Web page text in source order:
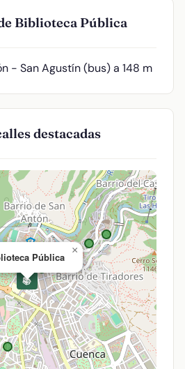
Biblioteca Pública
- San Agustín (bus) a 148 m
destacadas
📚
Pública
×